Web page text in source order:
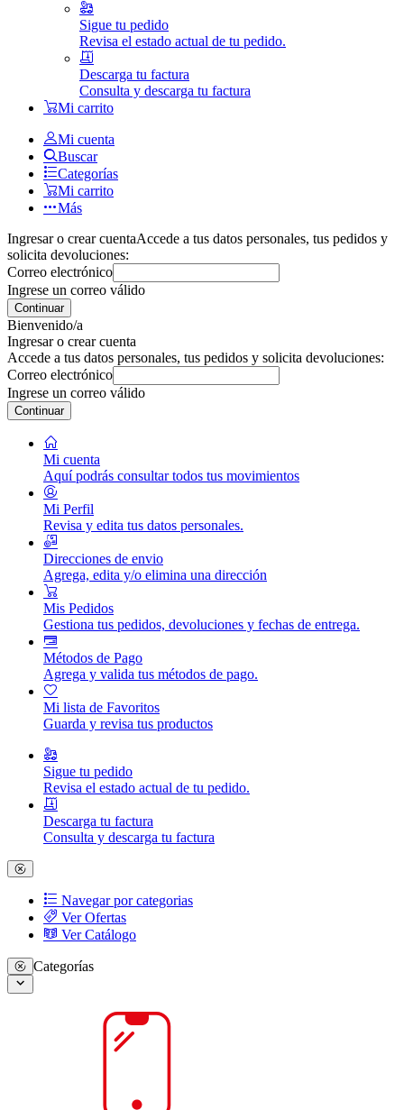
Sigue tu pedido
Revisa el estado actual de tu pedido.
Descarga tu factura
Consulta y descarga tu factura
Mi carrito
Mi cuenta
Buscar
Categorías
Mi carrito
Más
Ingresar o crear cuentaAccede a tus datos personales, tus pedidos y
solicita devoluciones:
Correo electrónico
Ingrese un correo válido
Continuar
Bienvenido/a
Ingresar o crear cuenta
Accede a tus datos personales, tus pedidos y solicita devoluciones:
Correo electrónico
Ingrese un correo válido
Continuar
Mi cuenta
Aquí podrás consultar todos tus movimientos
Mi Perfil
Revisa y edita tus datos personales.
Direcciones de envio
Agrega, edita y/o elimina una dirección
Mis Pedidos
Gestiona tus pedidos, devoluciones y fechas de entrega.
Métodos de Pago
Agrega y valida tus métodos de pago.
Mi lista de Favoritos
Guarda y revisa tus productos
Sigue tu pedido
Revisa el estado actual de tu pedido.
Descarga tu factura
Consulta y descarga tu factura
Navegar por categorias
Ver Ofertas
Ver Catálogo
Categorías